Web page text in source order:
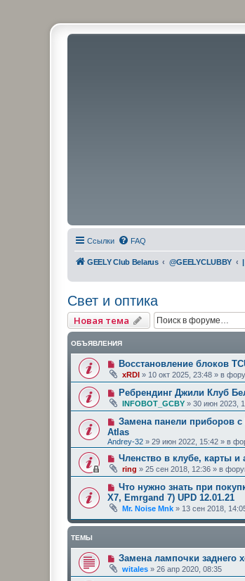
Ссылки FAQ
GEELY Club Belarus @GEELYCLUBBY
Свет и оптика
Новая тема
ОБЪЯВЛЕНИЯ
Восстановление блоков
xRDI » 10 окт 2025, 23:48 » в
Ребрендинг Джили Клуб
INFOBOT_GCBY » 30 июн 2023,
Замена панели приборов
Atlas
Andrey-32 » 29 июн 2022, 15:42 » в
Членство в клубе, карты и
ring » 25 сен 2018, 12:36 » в
Что нужно знать при
X7, Emrgand 7) UPD 12.01.21
Mr. Noise Mnk » 13 сен 2018,
ТЕМЫ
Замена лампочки заднего
witales » 26 апр 2020, 08:35